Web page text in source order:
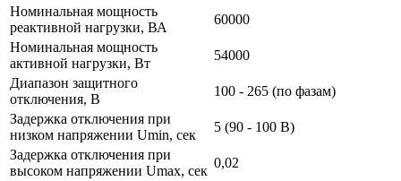
Номинальная мощность
реактивной нагрузки, ВА
60000
Номинальная мощность
активной нагрузки, Вт
54000
Диапазон защитного
отключения, В
100 - 265 (по фазам)
Задержка отключения при
низком напряжении Umin, сек
5 (90 - 100 В)
Задержка отключения при
высоком напряжении Umax, сек
0,02